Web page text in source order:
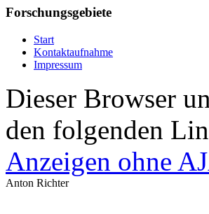
Forschungsgebiete
Start
Kontaktaufnahme
Impressum
Dieser Browser
den folgenden
Anzeigen ohne
Anton Richter